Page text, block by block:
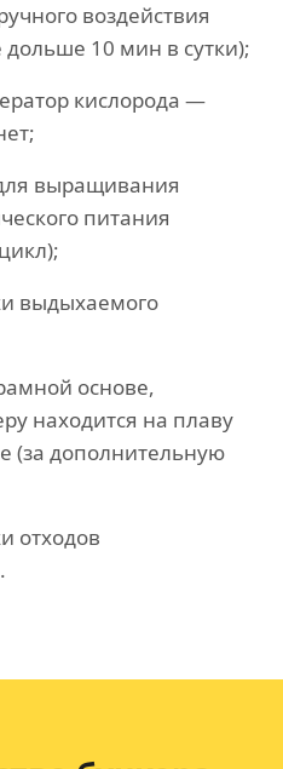
воздействия
дольше 10 мин в сутки);
кислорода —
выращивания
питания
выдыхаемого
основе,
находится на плаву
(за дополнительную
отходов